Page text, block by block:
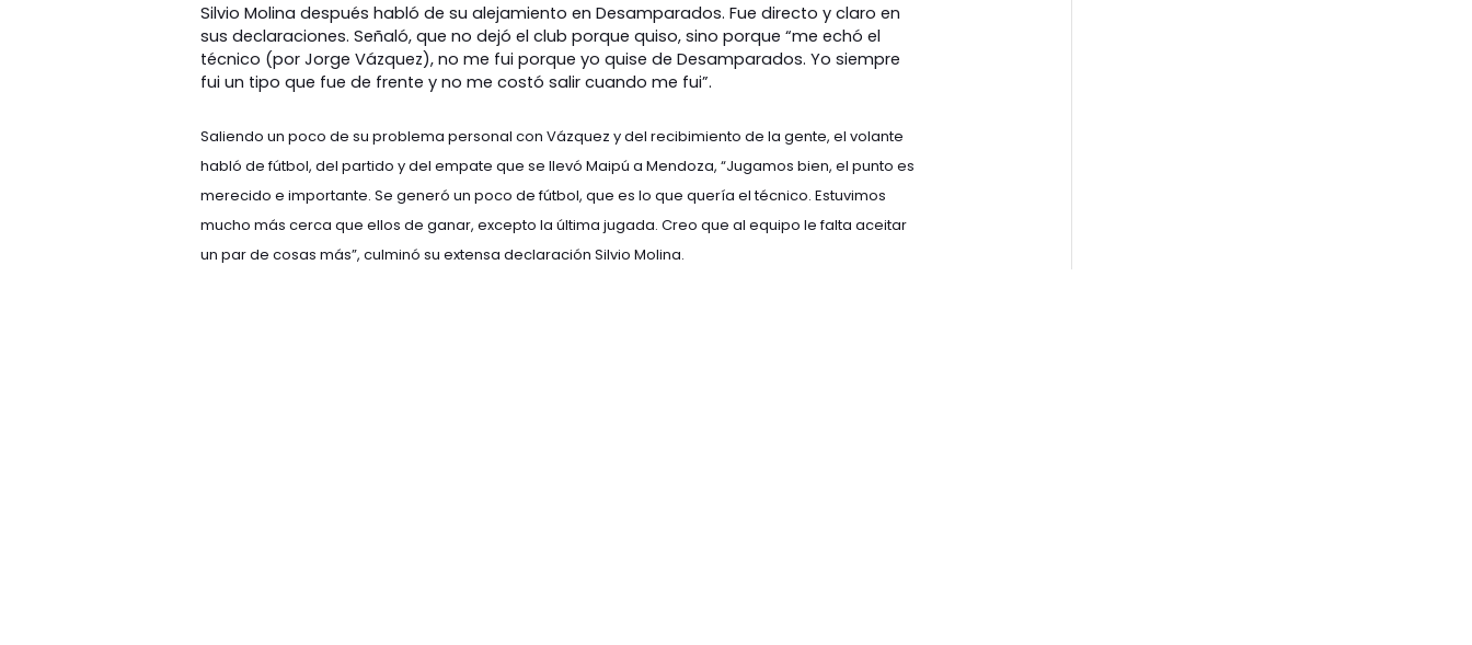
Silvio Molina después habló de su alejamiento en Desamparados. Fue directo y claro en
sus declaraciones. Señaló, que no dejó el club porque quiso, sino porque “me echó el
técnico (por Jorge Vázquez), no me fui porque yo quise de Desamparados. Yo siempre
fui un tipo que fue de frente y no me costó salir cuando me fui”.
Saliendo un poco de su problema personal con Vázquez y del recibimiento de la gente, el volante
habló de fútbol, del partido y del empate que se llevó Maipú a Mendoza, “Jugamos bien, el punto es
merecido e importante. Se generó un poco de fútbol, que es lo que quería el técnico. Estuvimos
mucho más cerca que ellos de ganar, excepto la última jugada. Creo que al equipo le falta aceitar
un par de cosas más”, culminó su extensa declaración Silvio Molina.